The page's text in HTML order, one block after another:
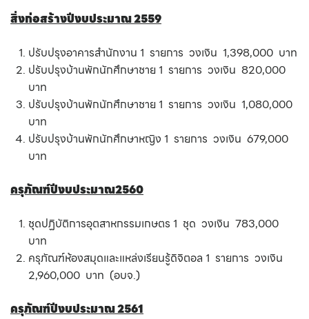
สิ่งก่อสร้างปีงบประมาณ 2559
ปรับปรุงอาคารสำนักงาน 1 รายการ วงเงิน 1,398,000 บาท
ปรับปรุงบ้านพักนักศึกษาชาย 1 รายการ วงเงิน 820,000
บาท
ปรับปรุงบ้านพักนักศึกษาชาย 1 รายการ วงเงิน 1,080,000
บาท
ปรับปรุงบ้านพักนักศึกษาหญิง 1 รายการ วงเงิน 679,000
บาท
ครุภัณฑ์ปีงบประมาณ2560
ชุดปฏิบัติการอุตสาหกรรมเกษตร 1 ชุด วงเงิน 783,000
บาท
ครุภัณฑ์ห้องสมุดและแหล่งเรียนรู้ดิจิตอล 1 รายการ วงเงิน
2,960,000 บาท (อบจ.)
ครุภัณฑ์ปีงบประมาณ 2561